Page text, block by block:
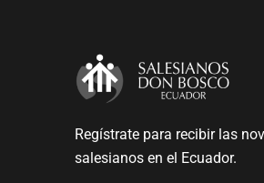
Regístrate para recibir las
salesianos en el Ecuador.